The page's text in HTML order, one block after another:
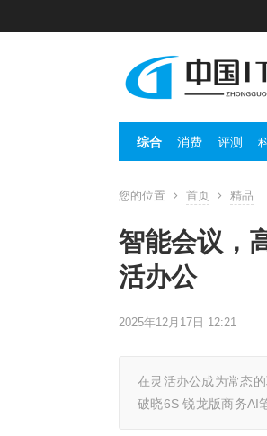
综合 消费 评测
您的位置 首页 精品
智能会议，
活办公
2025年12月17日 12:21
在灵活办公成为常态
破晓6S 锐龙版商务AI